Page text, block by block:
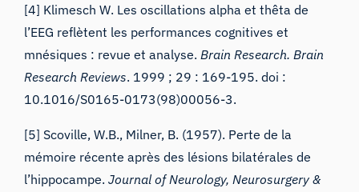
[4] Klimesch W. Les oscillations alpha et thêta de
l’EEG reflètent les performances cognitives et
mnésiques : revue et analyse. Brain Research. Brain
Research Reviews. 1999 ; 29 : 169-195. doi :
10.1016/S0165-0173(98)00056-3.
[5] Scoville, W.B., Milner, B. (1957). Perte de la
mémoire récente après des lésions bilatérales de
l’hippocampe.Journal of Neurology, Neurosurgery &